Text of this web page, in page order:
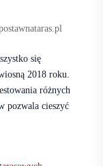
się
2018 roku.
różnych
pozwala cieszyć